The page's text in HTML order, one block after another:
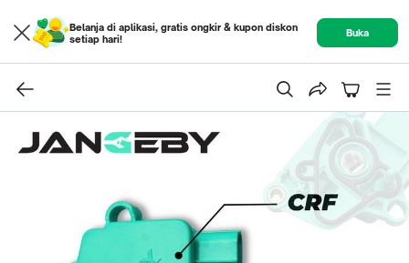
Belanja di aplikasi, gratis ongkir & kupon diskon
setiap hari!
Buka